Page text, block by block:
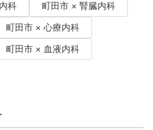
科
町田市 × 腎臓内科
町田市 × 心療内科
町田市 × 血液内科